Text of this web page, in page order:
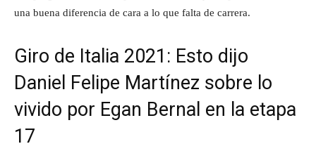
una buena diferencia de cara a lo que falta de carrera.
Giro de Italia 2021: Esto dijo
Daniel Felipe Martínez sobre lo
vivido por Egan Bernal en la etapa
17